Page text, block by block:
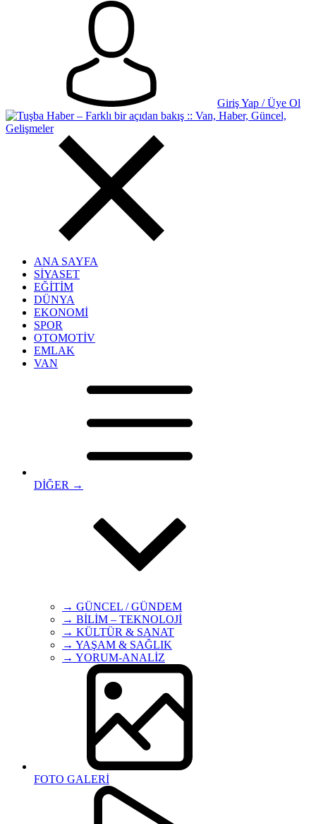
Giriş Yap / Üye Ol
ANA SAYFA
SİYASET
EĞİTİM
DÜNYA
EKONOMİ
SPOR
OTOMOTİV
EMLAK
VAN
DİĞER →
→ GÜNCEL / GÜNDEM
→ BİLİM – TEKNOLOJİ
→ KÜLTÜR & SANAT
→ YAŞAM & SAĞLIK
→ YORUM-ANALİZ
FOTO GALERİ